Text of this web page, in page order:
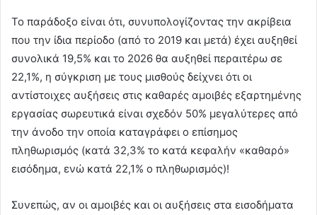
Το παράδοξο είναι ότι, συνυπολογίζοντας την ακρίβεια
που την ίδια περίοδο (από το 2019 και μετά) έχει αυξηθεί
συνολικά 19,5% και το 2026 θα αυξηθεί περαιτέρω σε
22,1%, η σύγκριση με τους μισθούς δείχνει ότι οι
αντίστοιχες αυξήσεις στις καθαρές αμοιβές εξαρτημένης
εργασίας σωρευτικά είναι σχεδόν 50% μεγαλύτερες από
την άνοδο την οποία καταγράφει ο επίσημος
πληθωρισμός (κατά 32,3% το κατά κεφαλήν «καθαρό»
εισόδημα, ενώ κατά 22,1% ο πληθωρισμός)!
Συνεπώς, αν οι αμοιβές και οι αυξήσεις στα εισοδήματα